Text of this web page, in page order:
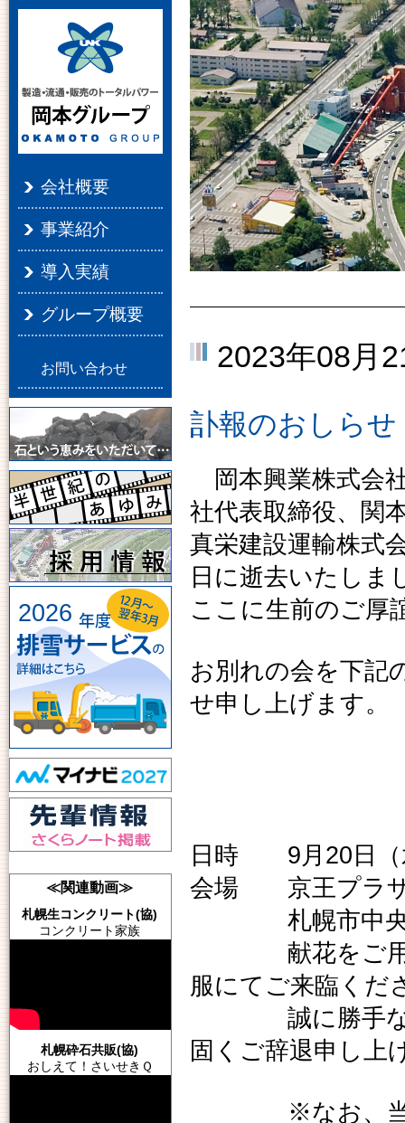
会社概要
事業紹介
導入実績
グループ概要
お問い合わせ
2026
≪関連動画≫
札幌生コンクリート(協)
コンクリート家族
札幌砕石共販(協)
おしえて！さいせきＱ
2023年08月
訃報のおしらせ
岡本興業株式会
社代表取締役、関
真栄建設運輸株式
日に逝去いたしま
ここに生前のご厚
お別れの会を下記
せ申し上げます。
日時 9月20日（
会場 京王プラザ
札幌市中央区
献花をご用意
服にてご来臨くだ
誠に勝手なが
固くご辞退申し上
※なお、当日は